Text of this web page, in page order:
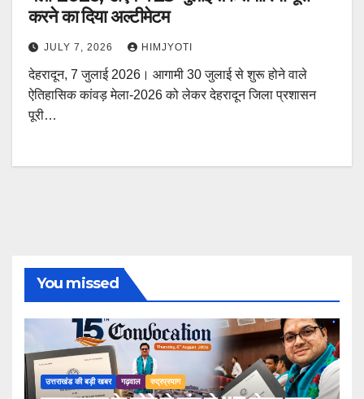
करने का दिया अल्टीमेटम
JULY 7, 2026 HIMJYOTI
देहरादून, 7 जुलाई 2026। आगामी 30 जुलाई से शुरू होने वाले
ऐतिहासिक कांवड़ मेला-2026 को लेकर देहरादून जिला प्रशासन
पूरी…
You missed
उत्तराखंड की बड़ी खबर गढ़वाल रुद्रप्रयाग